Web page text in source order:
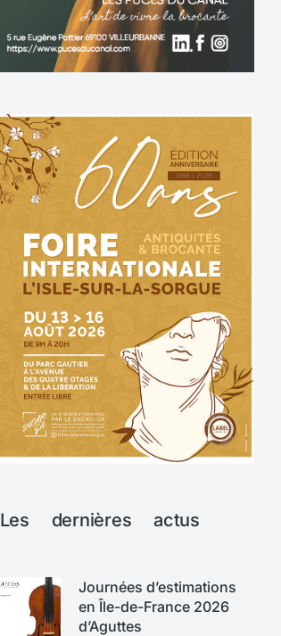
Les dernières actus
Journées d’estimations
en Île-de-France 2026
d’Aguttes